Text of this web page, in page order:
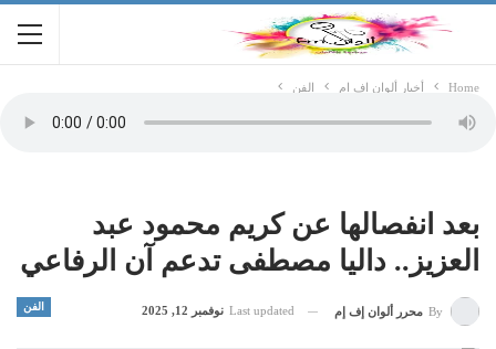
Home أخبار ألوان اف ام الفن
بعد انفصالها عن كريم محمود عبد
العزيز.. داليا مصطفى تدعم آن الرفاعي
الفن By محرر ألوان إف إم Last updated نوفمبر 12, 2025